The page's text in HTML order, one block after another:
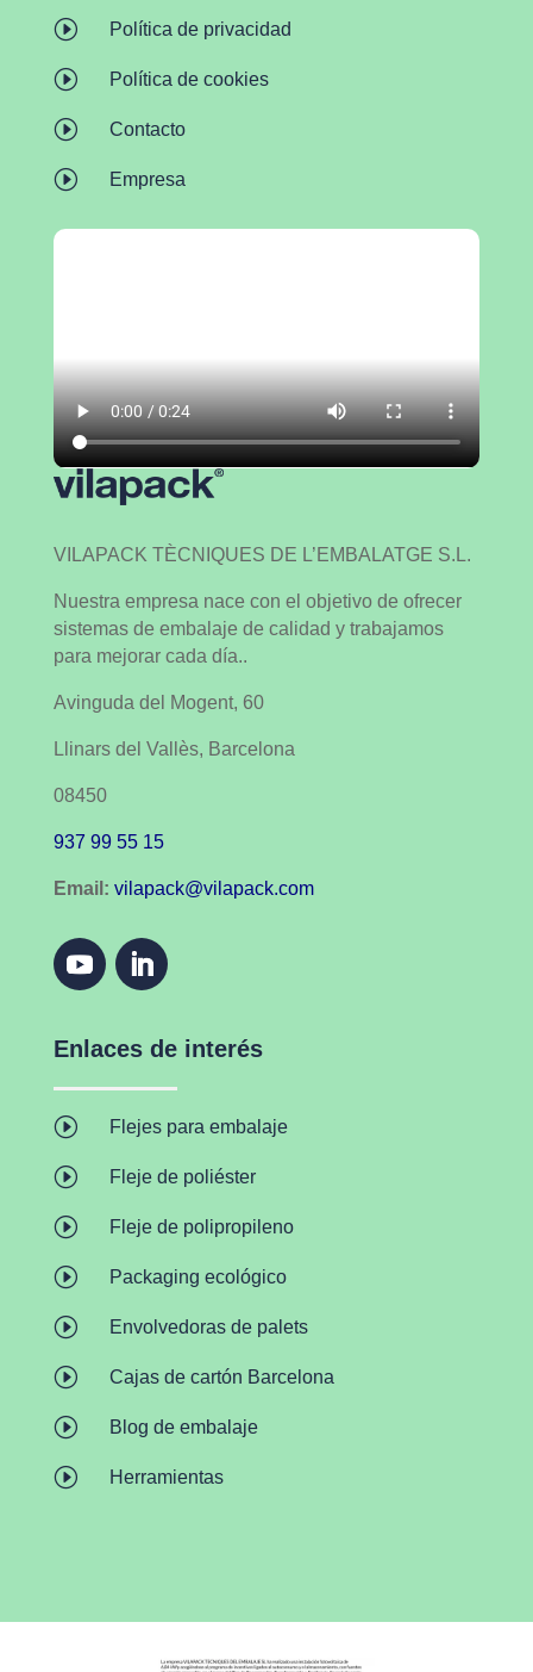
VILAPACK TÈCNIQUES DE L’EMBALATGE S.L.
Nuestra empresa nace con el objetivo de ofrecer
sistemas de embalaje de calidad y trabajamos
para mejorar cada día..
Avinguda del Mogent, 60
Llinars del Vallès, Barcelona
08450
937 99 55 15
Email: vilapack@vilapack.com
Enlaces de interés
I Flejes para embalaje
I Fleje de poliéster
I Fleje de polipropileno
I Packaging ecológico
I Envolvedoras de palets
I Cajas de cartón Barcelona
I Blog de embalaje
I Herramientas
I Política de privacidad
I Política de cookies
I Contacto
I Empresa